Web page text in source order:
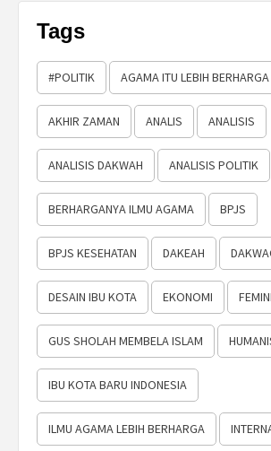
Tags
#POLITIK AGAMA ITU LEBIH BERHARGA
AKHIR ZAMAN ANALIS ANALISIS
ANALISIS DAKWAH ANALISIS POLITIK
BERHARGANYA ILMU AGAMA BPJS
BPJS KESEHATAN DAKEAH
DESAIN IBU KOTA EKONOMI
GUS SHOLAH MEMBELA ISLAM
IBU KOTA BARU INDONESIA
ILMU AGAMA LEBIH BERHARGA